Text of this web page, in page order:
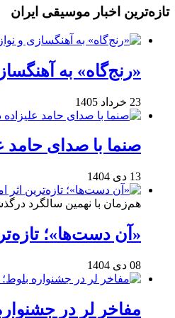
تازه‌ترین اخبار موسیقی ایران
«رنج‌گاه» به
23 خرداد 1405
صنما با صدای حامد
13 دی 1404
هم‌زمان با نهمین سالگرد
«آن دست‌ها»؛
08 دی 1404
مفاخر لر در